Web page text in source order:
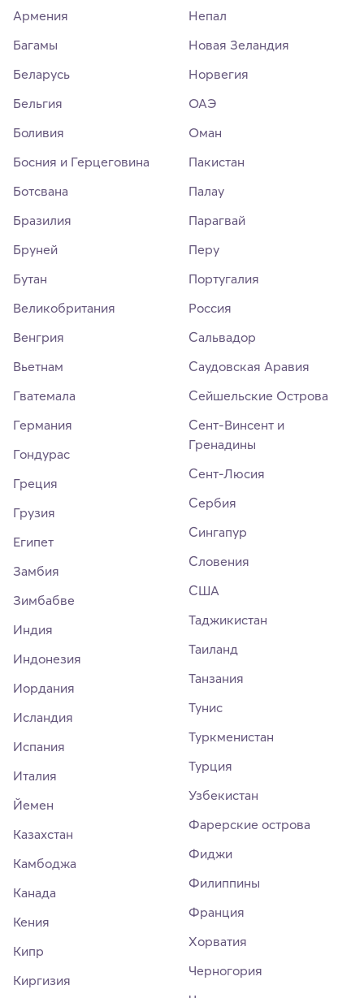
Армения
Багамы
Беларусь
Бельгия
Боливия
Босния и Герцеговина
Ботсвана
Бразилия
Бруней
Бутан
Великобритания
Венгрия
Вьетнам
Гватемала
Германия
Гондурас
Греция
Грузия
Египет
Замбия
Зимбабве
Индия
Индонезия
Иордания
Исландия
Испания
Италия
Йемен
Казахстан
Камбоджа
Канада
Кения
Кипр
Киргизия
Непал
Новая Зеландия
Норвегия
ОАЭ
Оман
Пакистан
Палау
Парагвай
Перу
Португалия
Россия
Сальвадор
Саудовская Аравия
Сейшельские Острова
Сент-Винсент и
Гренадины
Сент-Люсия
Сербия
Сингапур
Словения
США
Таджикистан
Таиланд
Танзания
Тунис
Туркменистан
Турция
Узбекистан
Фарерские острова
Фиджи
Филиппины
Франция
Хорватия
Черногория